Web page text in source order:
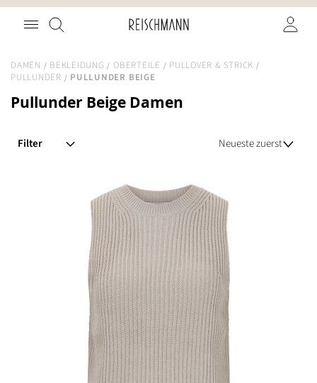
Zum
Inhalt
Suche
DAMEN BEKLEIDUNG OBERTEILE
PULLOVER & STRICK
PULLUNDER
PULLUNDER BEIGE
Pullunder Beige Damen
Filter